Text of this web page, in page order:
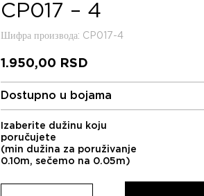
CP017 – 4
Шифра производа: CP017-4
1.950,00 RSD
Dostupno u bojama
Izaberite dužinu koju
poručujete
(min dužina za poruživanje
0.10m, sečemo na 0.05m)